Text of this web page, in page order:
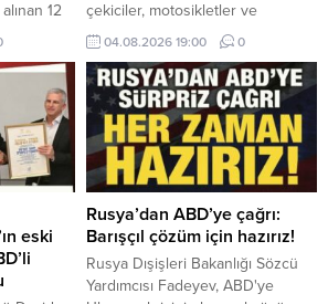
12
4’ü adli
çekiciler, motosikletler ve
ekonomik binek araçlar ihalede
alıcılarını bekliyor. İşte detaylar...
04.08.2026 19:00 0
eski
Rusya’dan ABD’ye çağrı:
Barışçıl çözüm için hazırız!
Rusya Dışişleri Bakanlığı Sözcü
Yardımcısı Fadeyev, ABD'ye